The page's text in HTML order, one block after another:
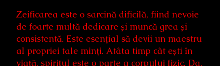
Zeificarea este o sarcină dificilă, fiind nevoie
de foarte multă dedicare și muncă grea și
consistentă. Este esențial să devii un maestru
al propriei tale minți. Atâta timp cât ești în
viață, spiritul este o parte a corpului fizic. Da,